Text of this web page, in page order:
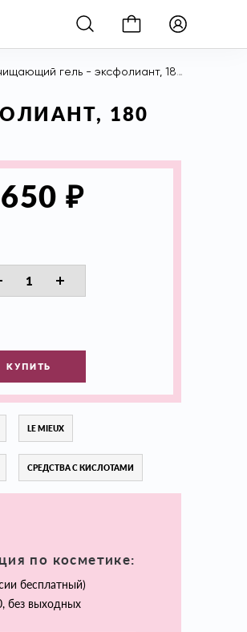
гель - эксфолиант, 180 мл
180
₽
КУПИТЬ
LE MIEUX
СРЕДСТВА С КИСЛОТАМИ
по косметике:
бесплатный)
без выходных